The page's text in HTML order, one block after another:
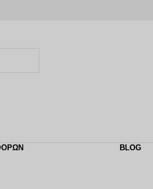
BLOG